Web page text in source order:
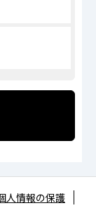
人情報の保護